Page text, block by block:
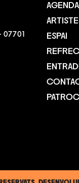
AGENDA
ESPAI